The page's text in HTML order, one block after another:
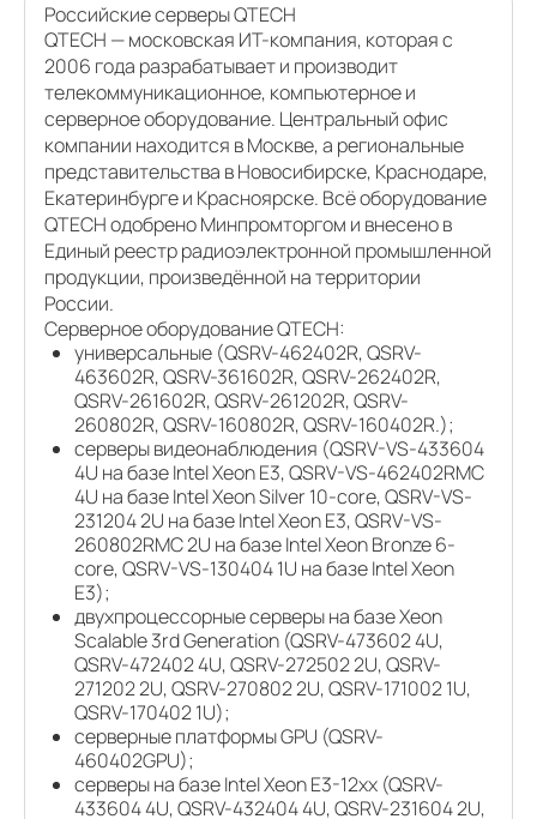
Российские серверы QTECH
QTECH — московская ИТ-компания, которая с
2006 года разрабатывает и производит
телекоммуникационное, компьютерное и
серверное оборудование. Центральный офис
компании находится в Москве, а региональные
представительства в Новосибирске, Краснодаре,
Екатеринбурге и Красноярске. Всё оборудование
QTECH одобрено Минпромторгом и внесено в
Единый реестр радиоэлектронной промышленной
продукции, произведённой на территории
России.
Серверное оборудование QTECH:
универсальные (QSRV-462402R, QSRV-
463602R, QSRV-361602R, QSRV-262402R,
QSRV-261602R, QSRV-261202R, QSRV-
260802R, QSRV-160802R, QSRV-160402R.);
серверы видеонаблюдения (QSRV-VS-433604
4U на базе Intel Xeon E3, QSRV-VS-462402RMC
4U на базе Intel Xeon Silver 10-core, QSRV-VS-
231204 2U на базе Intel Xeon E3, QSRV-VS-
260802RMC 2U на базе Intel Xeon Bronze 6-
core, QSRV-VS-130404 1U на базе Intel Xeon
E3);
двухпроцессорные серверы на базе Xeon
Scalable 3rd Generation (QSRV-473602 4U,
QSRV-472402 4U, QSRV-272502 2U, QSRV-
271202 2U, QSRV-270802 2U, QSRV-171002 1U,
QSRV-170402 1U);
серверные платформы GPU (QSRV-
460402GPU);
серверы на базе Intel Xeon E3-12xx (QSRV-
433604 4U, QSRV-432404 4U, QSRV-231604 2U,